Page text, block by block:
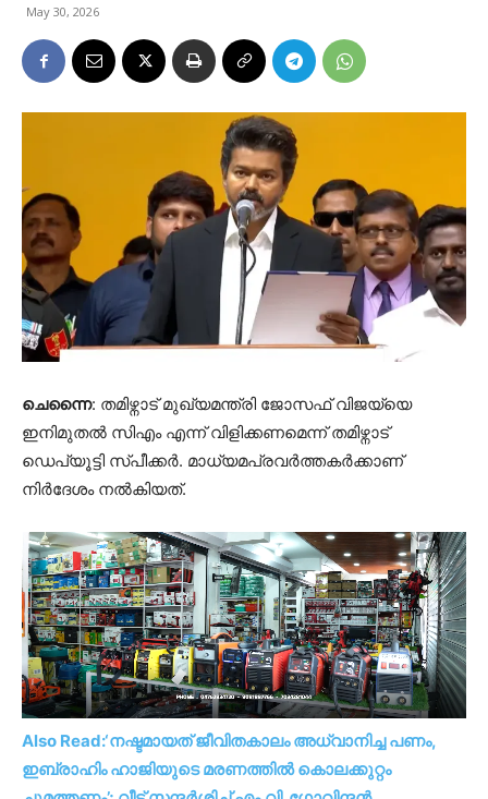
May 30, 2026
ചെന്നൈ: തമിഴ്നാട് മുഖ്യമന്ത്രി ജോസഫ് വിജയ്‍യെ
ഇനിമുതൽ സിഎം എന്ന് വിളിക്കണമെന്ന് തമിഴ്നാട്
ഡെപ്യൂട്ടി സ്പീക്കർ. മാധ്യമപ്രവർത്തകർക്കാണ്
നിർദേശം നൽകിയത്.
Also Read:‘നഷ്ടമായത് ജീവിതകാലം അധ്വാനിച്ച പണം,
ഇബ്രാഹിം ഹാജിയുടെ മരണത്തിൽ കൊലക്കുറ്റം